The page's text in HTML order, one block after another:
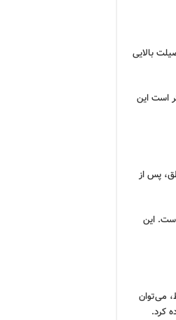
بالایی
است این
پس از
این
می‌توان
کرد.